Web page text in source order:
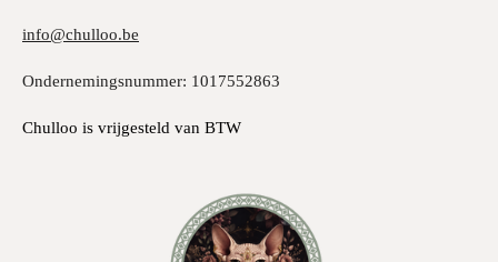
info@chulloo.be
Ondernemingsnummer: 1017552863
Chulloo is vrijgesteld van BTW